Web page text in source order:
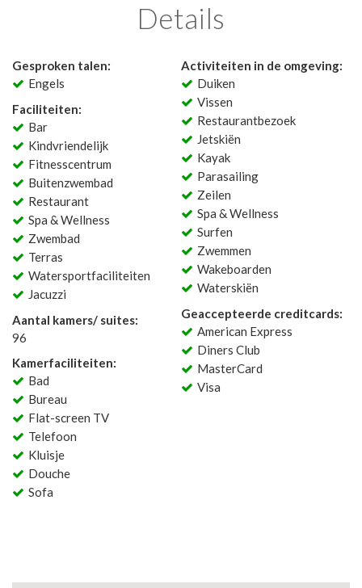
Details
Gesproken talen:
Engels
Faciliteiten:
Bar
Kindvriendelijk
Fitnesscentrum
Buitenzwembad
Restaurant
Spa & Wellness
Zwembad
Terras
Watersportfaciliteiten
Jacuzzi
Aantal kamers/ suites:
96
Kamerfaciliteiten:
Bad
Bureau
Flat-screen TV
Telefoon
Kluisje
Douche
Sofa
Activiteiten in de omgeving:
Duiken
Vissen
Restaurantbezoek
Jetskiën
Kayak
Parasailing
Zeilen
Spa & Wellness
Surfen
Zwemmen
Wakeboarden
Waterskiën
Geaccepteerde creditcards:
American Express
Diners Club
MasterCard
Visa